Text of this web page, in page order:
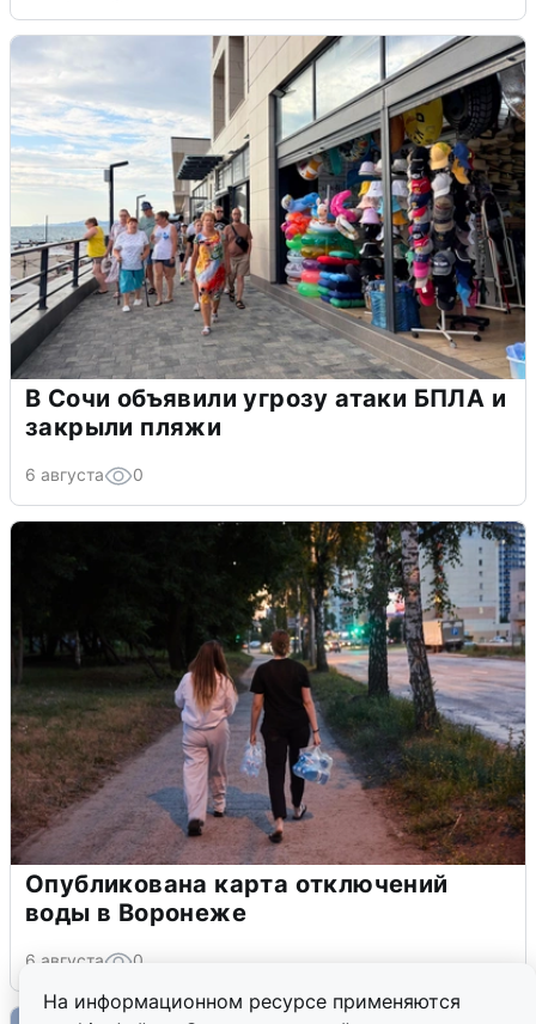
На информационном ресурсе применяются
В Сочи объявили угрозу атаки БПЛА и
закрыли пляжи
6 августа 0
Опубликована карта отключений
воды в Воронеже
6 августа 0